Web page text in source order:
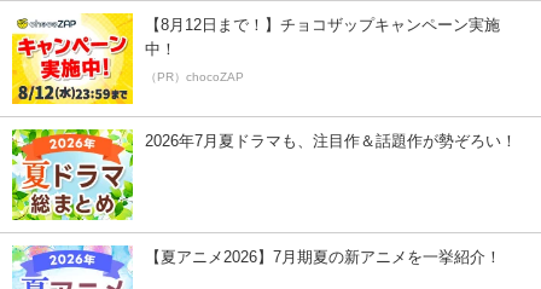
【8月12日まで！】チョコザップキャンペーン実施
中！
（PR）chocoZAP
2026年7月夏ドラマも、注目作＆話題作が勢ぞろい！
【夏アニメ2026】7月期夏の新アニメを一挙紹介！